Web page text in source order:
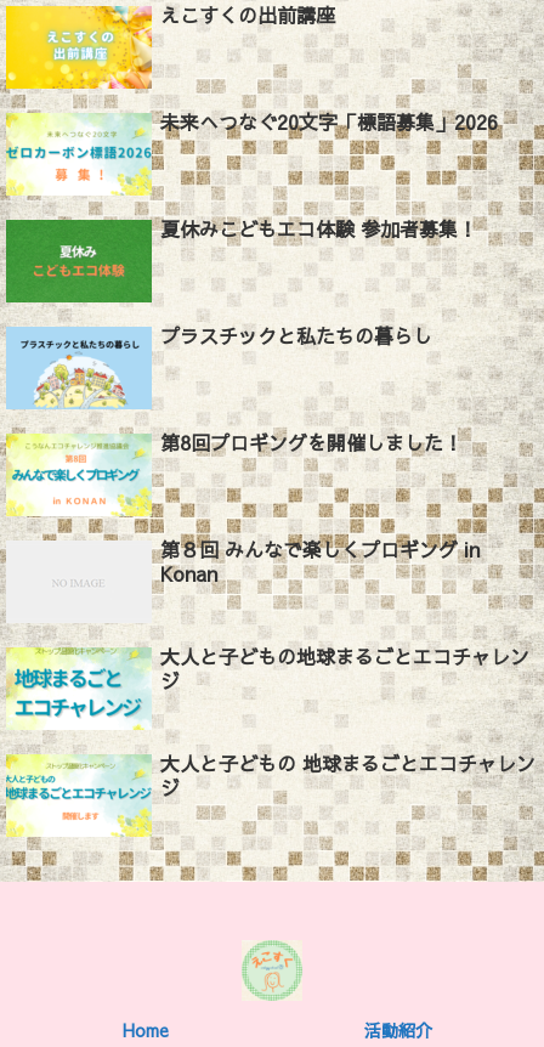
えこすくの出前講座
未来へつなぐ20文字「標語募集」2026
夏休みこどもエコ体験 参加者募集！
プラスチックと私たちの暮らし
第8回プロギングを開催しました！
第８回 みんなで楽しくプロギング in
Konan
大人と子どもの地球まるごとエコチャレン
ジ
大人と子どもの 地球まるごとエコチャレン
ジ
Home 活動紹介